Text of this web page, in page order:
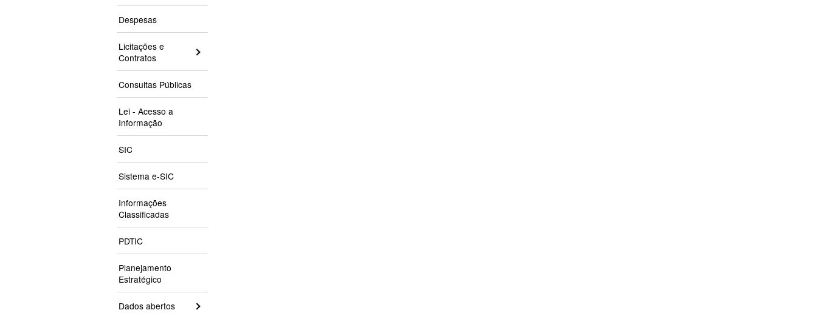
Despesas
Licitações e
Contratos
Consultas Públicas
Lei - Acesso a
Informação
SIC
Sistema e-SIC
Informações
Classificadas
PDTIC
Planejamento
Estratégico
Dados abertos